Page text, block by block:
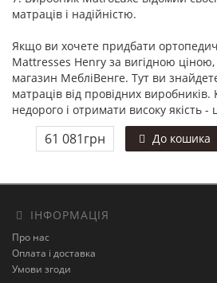
матраців і надійністю.
Якщо ви хочете придбати
Mattresses Henry за вигідною ціною,
магазин МебліВенге. Тут ви
матраців від провідних
недорого і отримати високу якість -
61 081грн До кошика
ІНФОРМАЦІЯ
Про нас
Оплата і доставка
Умови згоди